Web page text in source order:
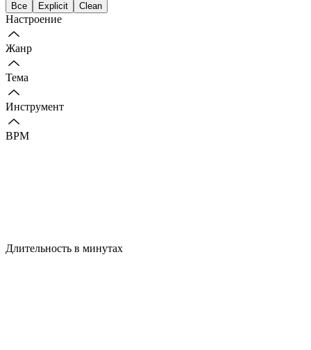
Все Explicit Clean
Настроение
Жанр
Тема
Инструмент
BPM
Длительность в минутах